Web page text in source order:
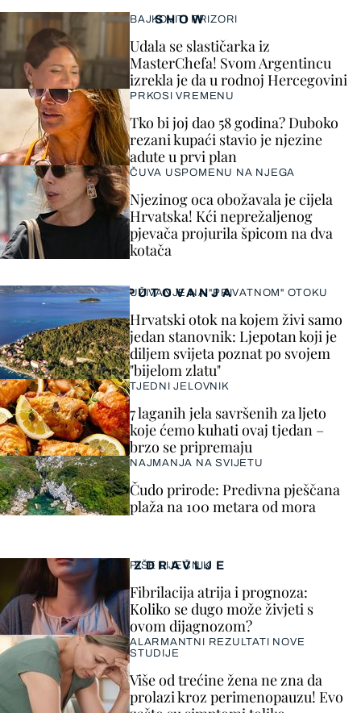
SHOW
BAJKOVITI PRIZORI
Udala se slastičarka iz
MasterChefa! Svom Argentincu
izrekla je da u rodnoj Hercegovini
PRKOSI VREMENU
Tko bi joj dao 58 godina? Duboko
rezani kupaći stavio je njezine
adute u prvi plan
ČUVA USPOMENU NA NJEGA
Njezinog oca obožavala je cijela
Hrvatska! Kći neprežaljenog
pjevača projurila špicom na dva
kotača
ZDRAVLJE
PIŠE LIJEČNIK
Fibrilacija atrija i prognoza:
Koliko se dugo može živjeti s
ovom dijagnozom?
ALARMANTNI REZULTATI NOVE
STUDIJE
Više od trećine žena ne zna da
prolazi kroz perimenopauzu! Evo
PUTOVANJA
UŽIVANJE NA "PRIVATNOM" OTOKU
Hrvatski otok na kojem živi samo
jedan stanovnik: Ljepotan koji je
diljem svijeta poznat po svojem
"bijelom zlatu"
TJEDNI JELOVNIK
7 laganih jela savršenih za ljeto
koje ćemo kuhati ovaj tjedan –
brzo se pripremaju
NAJMANJA NA SVIJETU
Čudo prirode: Predivna pješčana
plaža na 100 metara od mora